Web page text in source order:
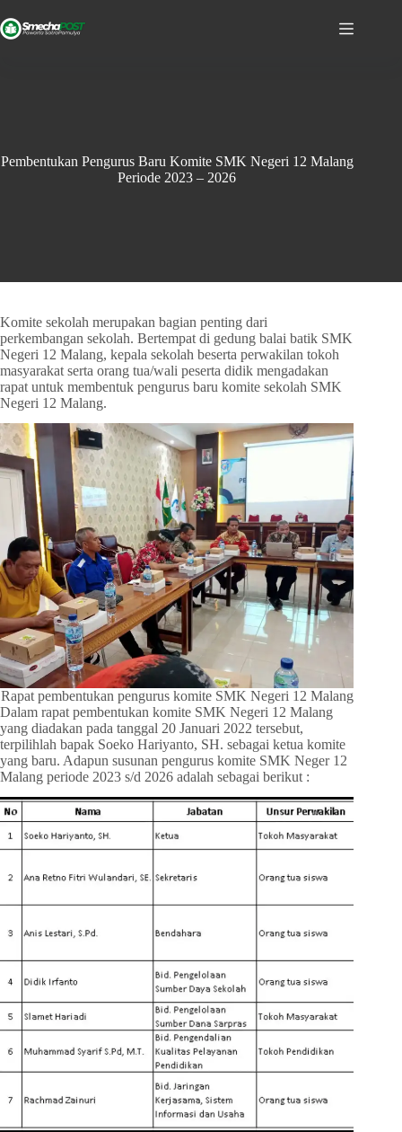
Pembentukan Pengurus Baru Komite SMK Negeri 12 Malang
Periode 2023 – 2026
Komite sekolah merupakan bagian penting dari
perkembangan sekolah. Bertempat di gedung balai batik SMK
Negeri 12 Malang, kepala sekolah beserta perwakilan tokoh
masyarakat serta orang tua/wali peserta didik mengadakan
rapat untuk membentuk pengurus baru komite sekolah SMK
Negeri 12 Malang.
Rapat pembentukan pengurus komite SMK Negeri 12 Malang
Dalam rapat pembentukan komite SMK Negeri 12 Malang
yang diadakan pada tanggal 20 Januari 2022 tersebut,
terpilihlah bapak Soeko Hariyanto, SH. sebagai ketua komite
yang baru. Adapun susunan pengurus komite SMK Neger 12
Malang periode 2023 s/d 2026 adalah sebagai berikut :